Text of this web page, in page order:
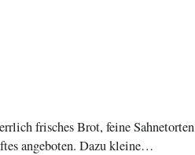
frisches Brot, feine Sahnetorten
angeboten. Dazu kleine…